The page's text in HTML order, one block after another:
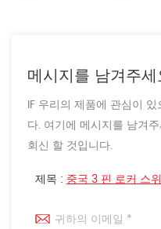
메시지를 남겨주
IF 우리의 제품에 관심이
다. 여기에 메시지를 남겨
회신 할 것입니다.
제목 : 중국 3 핀 로커 스